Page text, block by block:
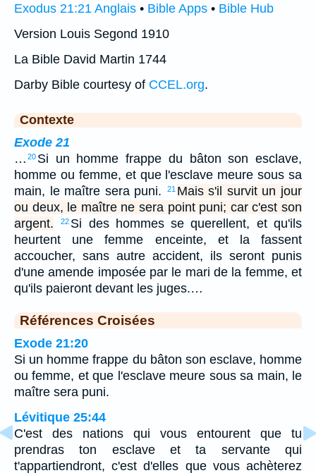
Exodus 21:21 Anglais • Bible Apps • Bible Hub
Version Louis Segond 1910
La Bible David Martin 1744
Darby Bible courtesy of CCEL.org.
Contexte
Exode 21
… 20 Si un homme frappe du bâton son esclave,
homme ou femme, et que l'esclave meure sous sa
main, le maître sera puni.
21 Mais s'il survit un jour
ou deux, le maître ne sera point puni; car c'est son
argent.
22 Si des hommes se querellent, et qu'ils
heurtent une femme enceinte, et la fassent
accoucher, sans autre accident, ils seront punis
d'une amende imposée par le mari de la femme, et
qu'ils paieront devant les juges.…
Références Croisées
Exode 21:20
Si un homme frappe du bâton son esclave, homme
ou femme, et que l'esclave meure sous sa main, le
maître sera puni.
Lévitique 25:44
C'est des nations qui vous entourent que tu
prendras ton esclave et ta servante qui
t'appartiendront, c'est d'elles que vous achèterez